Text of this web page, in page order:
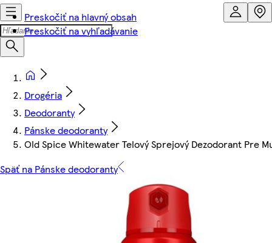
Preskočiť na hlavný obsah
Preskočiť na vyhľadávanie
Drogéria
Deodoranty
Pánske deodoranty
Old Spice Whitewater Telový Sprejový Dezodorant Pre
Späť na Pánske deodoranty